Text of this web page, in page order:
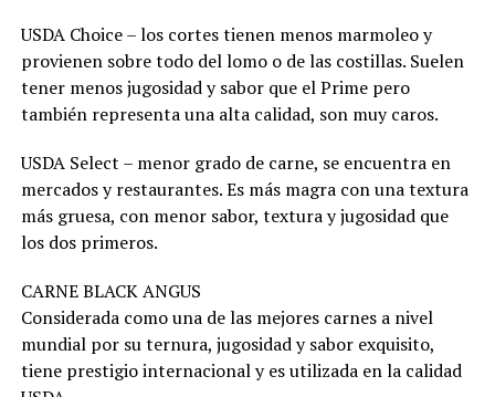
USDA Choice – los cortes tienen menos marmoleo y
provienen sobre todo del lomo o de las costillas. Suelen
tener menos jugosidad y sabor que el Prime pero
también representa una alta calidad, son muy caros.
USDA Select – menor grado de carne, se encuentra en
mercados y restaurantes. Es más magra con una textura
más gruesa, con menor sabor, textura y jugosidad que
los dos primeros.
CARNE BLACK ANGUS
Considerada como una de las mejores carnes a nivel
mundial por su ternura, jugosidad y sabor exquisito,
tiene prestigio internacional y es utilizada en la calidad